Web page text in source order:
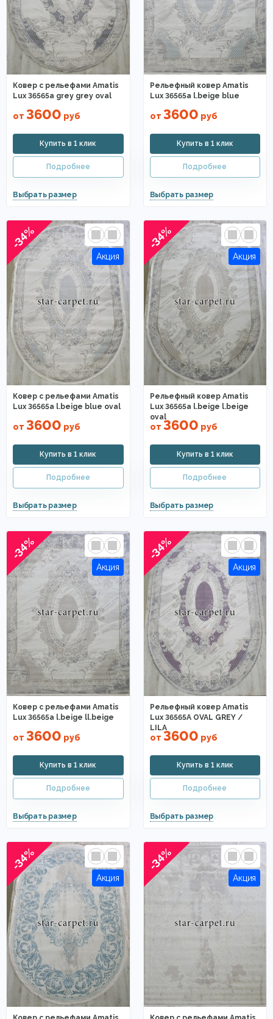
Ковер с рельефами Amatis
Lux 36565a grey grey oval
от 3600 руб
Рельефный ковер Amatis
Lux 36565a l.beige blue
от 3600 руб
-34%
Ковер с рельефами Amatis
Lux 36565a l.beige blue oval
от 3600 руб
-34%
Рельефный ковер Amatis
Lux 36565a l.beige l.beige
oval
от 3600 руб
-34%
Ковер с рельефами Amatis
Lux 36565a l.beige ll.beige
от 3600 руб
-34%
Рельефный ковер Amatis
Lux 36565A OVAL GREY /
LILA
от 3600 руб
-34% -34%